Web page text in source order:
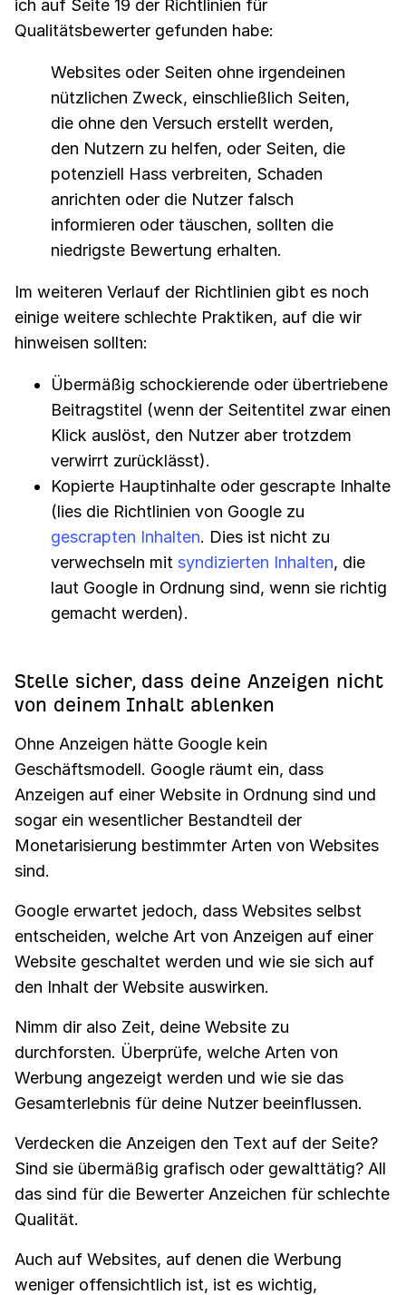
ich auf Seite 19 der Richtlinien für
Qualitätsbewerter gefunden habe:
Websites oder Seiten ohne irgendeinen
nützlichen Zweck, einschließlich Seiten,
die ohne den Versuch erstellt werden,
den Nutzern zu helfen, oder Seiten, die
potenziell Hass verbreiten, Schaden
anrichten oder die Nutzer falsch
informieren oder täuschen, sollten die
niedrigste Bewertung erhalten.
Im weiteren Verlauf der Richtlinien gibt es noch
einige weitere schlechte Praktiken, auf die wir
hinweisen sollten:
Übermäßig schockierende oder übertriebene
Beitragstitel (wenn der Seitentitel zwar einen
Klick auslöst, den Nutzer aber trotzdem
verwirrt zurücklässt).
Kopierte Hauptinhalte oder gescrapte Inhalte
(lies die Richtlinien von Google zu
gescrapten Inhalten. Dies ist nicht zu
verwechseln mit syndizierten Inhalten, die
laut Google in Ordnung sind, wenn sie richtig
gemacht werden).
Stelle sicher, dass deine Anzeigen nicht
von deinem Inhalt ablenken
Ohne Anzeigen hätte Google kein
Geschäftsmodell. Google räumt ein, dass
Anzeigen auf einer Website in Ordnung sind und
sogar ein wesentlicher Bestandteil der
Monetarisierung bestimmter Arten von Websites
sind.
Google erwartet jedoch, dass Websites selbst
entscheiden, welche Art von Anzeigen auf einer
Website geschaltet werden und wie sie sich auf
den Inhalt der Website auswirken.
Nimm dir also Zeit, deine Website zu
durchforsten. Überprüfe, welche Arten von
Werbung angezeigt werden und wie sie das
Gesamterlebnis für deine Nutzer beeinflussen.
Verdecken die Anzeigen den Text auf der Seite?
Sind sie übermäßig grafisch oder gewalttätig? All
das sind für die Bewerter Anzeichen für schlechte
Qualität.
Auch auf Websites, auf denen die Werbung
weniger offensichtlich ist, ist es wichtig,